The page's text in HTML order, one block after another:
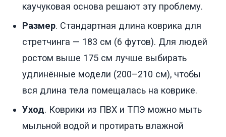
каучуковая основа решают эту проблему.
Размер. Стандартная длина коврика для
стретчинга — 183 см (6 футов). Для людей
ростом выше 175 см лучше выбирать
удлинённые модели (200–210 см), чтобы
вся длина тела помещалась на коврике.
Уход. Коврики из ПВХ и ТПЭ можно мыть
мыльной водой и протирать влажной